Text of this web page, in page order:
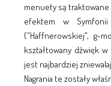
menuety są traktowane
efektem w
("Haffnerowskiej", g-
kształtowany dźwięk
jest najbardziej
Nagrania te zostały